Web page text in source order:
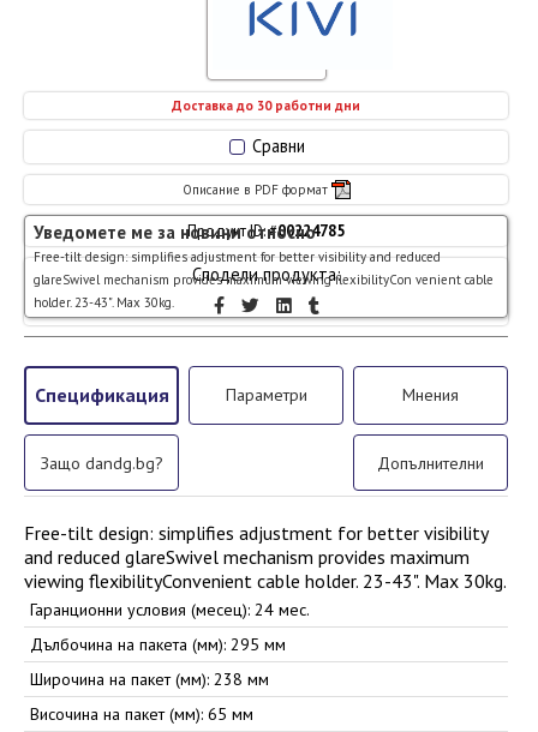
Сравни
Описание в PDF формат
Продукт ID: #00224785
Сподели продукта:
Доставка до 30 работни дни
Уведомете ме за новини относно
Free-tilt design: simplifies adjustment for better visibility and reduced
glareSwivel mechanism provides maximum viewing flexibilityCon venient cable
holder. 23-43". Max 30kg.
Спецификация Параметри Мнения
Защо dandg.bg? Допълнителни
Free-tilt design: simplifies adjustment for better visibility
and reduced glareSwivel mechanism provides maximum
viewing flexibilityConvenient cable holder. 23-43". Max 30kg.
Гаранционни условия (месец): 24 мес.
Дълбочина на пакета (мм): 295 мм
Широчина на пакет (мм): 238 мм
Височина на пакет (мм): 65 мм